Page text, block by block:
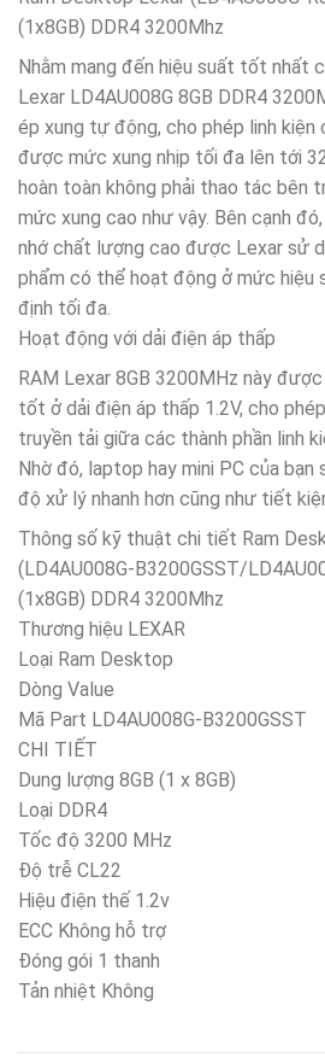
(1x8GB) DDR4 3200Mhz
Nhằm mang đến hiệu suất tốt nhất
Lexar LD4AU008G 8GB DDR4
ép xung tự động, cho phép linh
được mức xung nhịp tối đa lên tới
hoàn toàn không phải thao tác bên
mức xung cao như vậy. Bên cạnh
nhớ chất lượng cao được Lexar sử
phẩm có thể hoạt động ở mức hiệu
định tối đa.
Hoạt động với dải điện áp thấp
RAM Lexar 8GB 3200MHz này
tốt ở dải điện áp thấp 1.2V, cho
truyền tải giữa các thành phần linh
Nhờ đó, laptop hay mini PC của
độ xử lý nhanh hơn cũng như tiết
Thông số kỹ thuật chi tiết Ram
(LD4AU008G-B3200GSST/
(1x8GB) DDR4 3200Mhz
Thương hiệu LEXAR
Loại Ram Desktop
Dòng Value
Mã Part LD4AU008G-B3200GSST
CHI TIẾT
Dung lượng 8GB (1 x 8GB)
Loại DDR4
Tốc độ 3200 MHz
Độ trễ CL22
Hiệu điện thế 1.2v
ECC Không hỗ trợ
Đóng gói 1 thanh
Tản nhiệt Không